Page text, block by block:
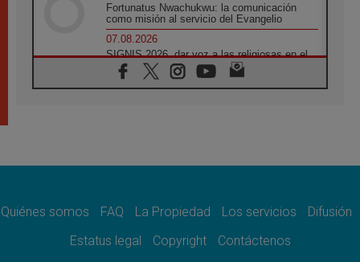
Fortunatus Nwachukwu: la comunicación
como misión al servicio del Evangelio
07.08.2026
SIGNIS 2026, dar voz a las religiosas en el
espacio público
07.08.2026
no admite premuras legislativas
Cardenal Parolin: La paz comienza con la
Quiénes somos FAQ La Propiedad Los servicios
Difusión
Estatus legal
Copyright Contáctenos